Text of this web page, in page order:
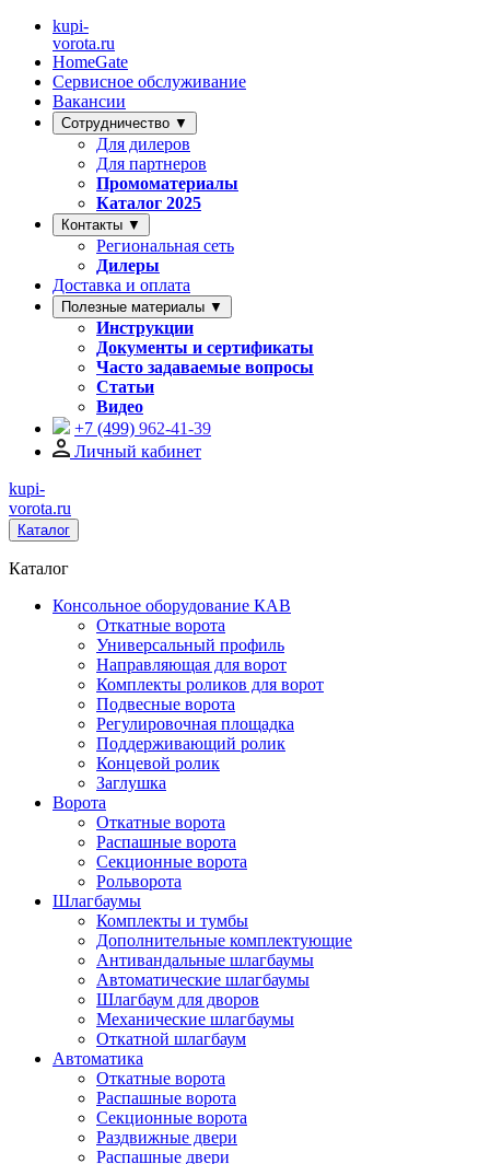
kupi-
vorota.ru
HomeGate
Сервисное обслуживание
Вакансии
Сотрудничество ▼
Для дилеров
Для партнеров
Промоматериалы
Каталог 2025
Контакты ▼
Региональная сеть
Дилеры
Доставка и оплата
Полезные материалы ▼
Инструкции
Документы и сертификаты
Часто задаваемые вопросы
Статьи
Видео
+7 (499) 962-41-39
Личный кабинет
kupi-
vorota.ru
Каталог
Каталог
Консольное оборудование КАВ
Откатные ворота
Универсальный профиль
Направляющая для ворот
Комплекты роликов для ворот
Подвесные ворота
Регулировочная площадка
Поддерживающий ролик
Концевой ролик
Заглушка
Ворота
Откатные ворота
Распашные ворота
Секционные ворота
Рольворота
Шлагбаумы
Комплекты и тумбы
Дополнительные комплектующие
Антивандальные шлагбаумы
Автоматические шлагбаумы
Шлагбаум для дворов
Механические шлагбаумы
Откатной шлагбаум
Автоматика
Откатные ворота
Распашные ворота
Секционные ворота
Раздвижные двери
Распашные двери